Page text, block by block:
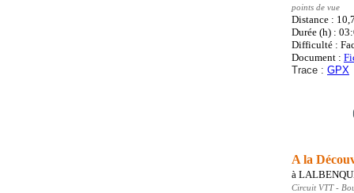
points de vue
Distance :
Durée (h) :
Difficulté :
Document :
Trace : GPX
A la
à
Circuit VTT-